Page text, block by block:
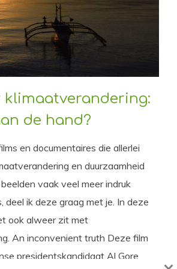
klimaatverandering:
de hand?
en documentaires die allerlei
en duurzaamheid
vaak veel meer indruk
deel ik deze graag met je. In deze
ook alweer zit met
An inconvenient truth Deze film
presidentskandidaat Al Gore